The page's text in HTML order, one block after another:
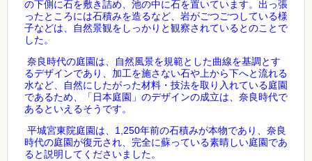
の下側に石を敷き詰め、池の中に石を置いています。出っ張
ったところには石積みを造るなど、岩がごつごつしている様
子などは、自然景観をしっかりと観察されているとのことで
した。
奈良時代の庭園は、自然風景を規範とした曲線を基調とす
るデザインであり、加工を施さない石や上から下へと流れる
水など、自然にしたがった材料・技法を取り入れている庭園
であるため、「日本庭園」のデザインの成立は、奈良時代で
あるといえるそうです。
平城宮東院庭園は、 1,250年前の石積みが本物であり、奈良
時代の庭園が復元され、完全に蘇っている素晴しい庭園であ
ると説明してくださいました。